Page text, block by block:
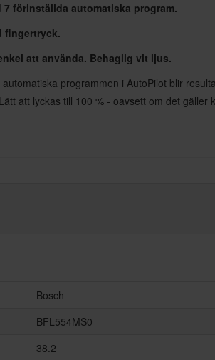
förinställda automatiska program.
fingertryck.
att använda. Behaglig vit ljus.
automatiska programmen i AutoPilot blir
att lyckas till 100 % - oavsett om det gäller
Bosch
BFL554MS0
38.2